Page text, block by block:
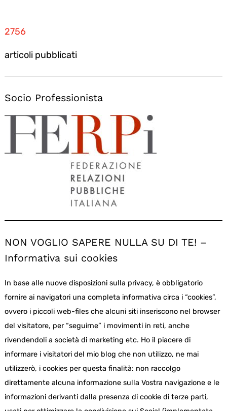
2756
articoli pubblicati
Socio Professionista
NON VOGLIO SAPERE NULLA SU DI TE! –
Informativa sui cookies
In base alle nuove disposizioni sulla privacy, è obbligatorio
fornire ai navigatori una completa informativa circa i “cookies”,
ovvero i piccoli web-files che alcuni siti inseriscono nel browser
del visitatore, per “seguirne” i movimenti in reti, anche
rivendendoli a società di marketing etc. Ho il piacere di
informare i visitatori del mio blog che non utilizzo, ne mai
utilizzerò, i cookies per questa finalità: non raccolgo
direttamente alcuna informazione sulla Vostra navigazione e le
informazioni derivanti dalla presenza di cookie di terze parti,